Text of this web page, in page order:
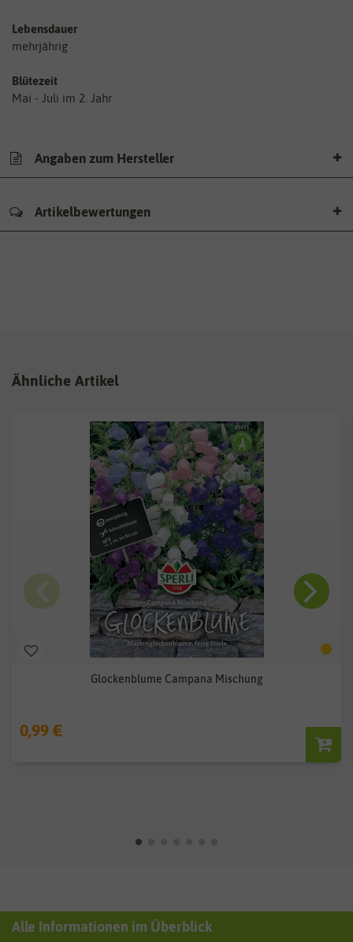
Lebensdauer
mehrjährig
Blütezeit
Mai - Juli im 2. Jahr
Angaben zum Hersteller
Artikelbewertungen
Ähnliche Artikel
Glockenblume Campana Mischung
0,99 €
Alle Informationen im Überblick